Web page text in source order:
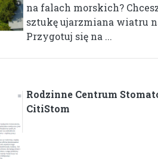
na falach morskich?
sztukę ujarzmiana wiatru
Przygotuj się na ...
Rodzinne Centrum
CitiStom